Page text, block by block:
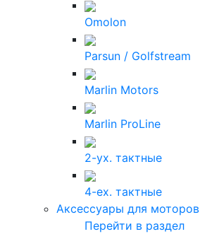
Omolon
Parsun / Golfstream
Marlin Motors
Marlin ProLine
2-ух. тактные
4-ех. тактные
Аксессуары для моторов
Перейти в раздел